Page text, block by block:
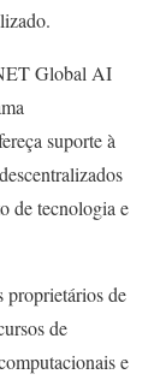
Global AI
suporte à
de tecnologia e
proprietários de
de
e